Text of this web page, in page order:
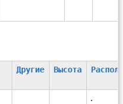
Другие Высота
.